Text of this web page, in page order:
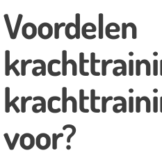
Voordelen
voor?